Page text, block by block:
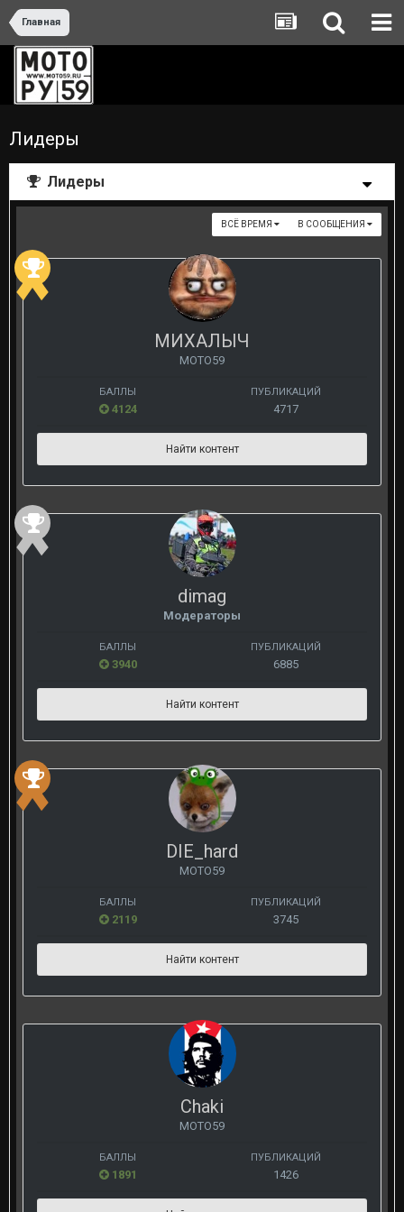
Главная
Лидеры
Лидеры
В СООБЩЕНИЯ
ВСЁ ВРЕМЯ
МИХАЛЫЧ
МОТО59
БАЛЛЫ
4124
ПУБЛИКАЦИЙ
4717
Найти контент
dimag
Модераторы
БАЛЛЫ
3940
ПУБЛИКАЦИЙ
6885
Найти контент
DIE_hard
МОТО59
БАЛЛЫ
2119
ПУБЛИКАЦИЙ
3745
Найти контент
Chaki
МОТО59
БАЛЛЫ
1891
ПУБЛИКАЦИЙ
1426